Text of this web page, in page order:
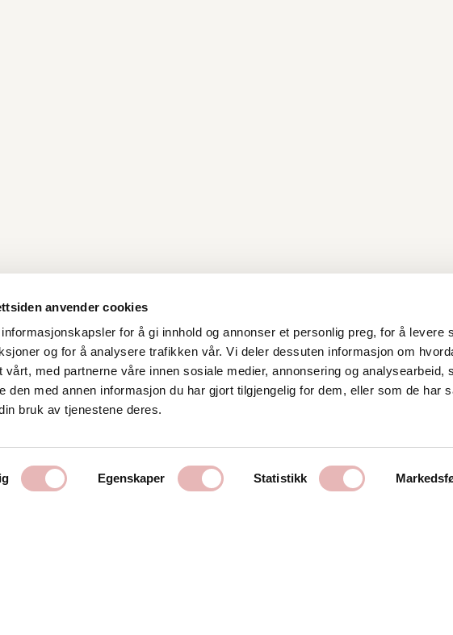
anvender cookies
for å gi innhold og annonser et personlig preg, for å levere
og for å analysere trafikken vår. Vi deler dessuten informasjon om
vårt, med partnerne våre innen sosiale medier, annonsering og analysearbeid,
den med annen informasjon du har gjort tilgjengelig for dem, eller som de har
bruk av tjenestene deres.
Egenskaper Statistikk
Kontakt oss
Stavanger Sentrum AS
Østervåg 6
Tlf:51 89 51 51
post@byen.no